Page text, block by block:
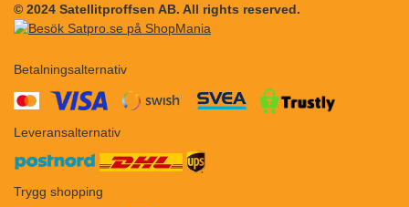
© 2024 Satellitproffsen AB. All rights reserved.
Betalningsalternativ
Leveransalternativ
Trygg shopping